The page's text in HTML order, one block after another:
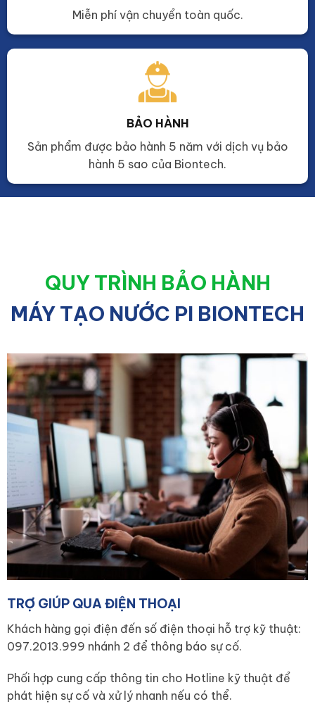
Miễn phí vận chuyển toàn quốc.
BẢO HÀNH
Sản phẩm được bảo hành 5 năm với dịch vụ bảo
hành 5 sao của Biontech.
QUY TRÌNH BẢO HÀNH
MÁY TẠO NƯỚC PI BIONTECH
TRỢ GIÚP QUA ĐIỆN THOẠI
Khách hàng gọi điện đến số điện thoại hỗ trợ kỹ thuật:
097.2013.999 nhánh 2 để thông báo sự cố.
Phối hợp cung cấp thông tin cho Hotline kỹ thuật để
phát hiện sự cố và xử lý nhanh nếu có thể.